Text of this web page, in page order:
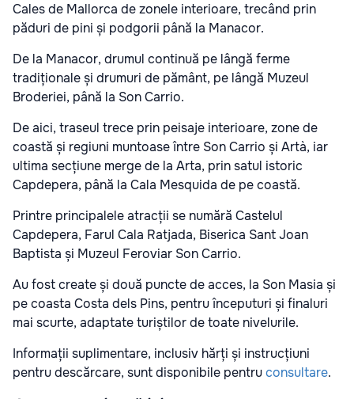
Cales de Mallorca de zonele interioare, trecând prin
păduri de pini și podgorii până la Manacor.
De la Manacor, drumul continuă pe lângă ferme
tradiționale și drumuri de pământ, pe lângă Muzeul
Broderiei, până la Son Carrio.
De aici, traseul trece prin peisaje interioare, zone de
coastă și regiuni muntoase între Son Carrio și Artà, iar
ultima secțiune merge de la Arta, prin satul istoric
Capdepera, până la Cala Mesquida de pe coastă.
Printre principalele atracții se numără Castelul
Capdepera, Farul Cala Ratjada, Biserica Sant Joan
Baptista și Muzeul Feroviar Son Carrio.
Au fost create și două puncte de acces, la Son Masia și
pe coasta Costa dels Pins, pentru începuturi și finaluri
mai scurte, adaptate turiștilor de toate nivelurile.
Informații suplimentare, inclusiv hărți și instrucțiuni
pentru descărcare, sunt disponibile pentruconsultare.